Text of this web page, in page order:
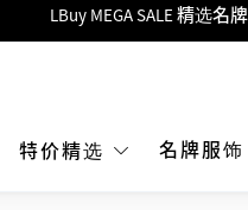
Goyard Hobo / Hobo Mini人气
MOKO 1楼175号铺旗舰店特设名
特价精选 名牌服饰